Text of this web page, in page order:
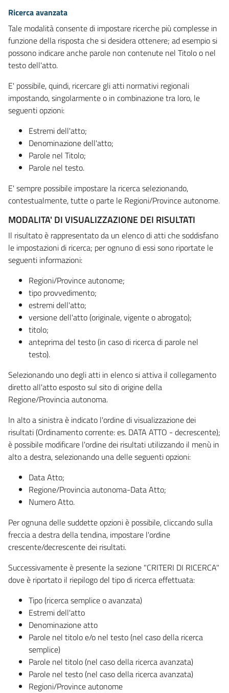
Ricerca avanzata
Tale modalità consente di impostare ricerche più complesse in
funzione della risposta che si desidera ottenere; ad esempio si
possono indicare anche parole non contenute nel Titolo o nel
testo dell'atto.
E' possibile, quindi, ricercare gli atti normativi regionali
impostando, singolarmente o in combinazione tra loro, le
seguenti opzioni:
Estremi dell'atto;
Denominazione dell'atto;
Parole nel Titolo;
Parole nel testo.
E' sempre possibile impostare la ricerca selezionando,
contestualmente, tutte o parte le Regioni/Province autonome.
MODALITA' DI VISUALIZZAZIONE DEI RISULTATI
Il risultato è rappresentato da un elenco di atti che soddisfano
le impostazioni di ricerca; per ognuno di essi sono riportate le
seguenti informazioni:
Regioni/Province autonome;
tipo provvedimento;
estremi dell'atto;
versione dell'atto (originale, vigente o abrogato);
titolo;
anteprima del testo (in caso di ricerca di parole nel
testo).
Selezionando uno degli atti in elenco si attiva il collegamento
diretto all'atto esposto sul sito di origine della
Regione/Provincia autonoma.
In alto a sinistra è indicato l'ordine di visualizzazione dei
risultati (Ordinamento corrente: es. DATA ATTO - decrescente);
è possibile modificare l'ordine dei risultati utilizzando il menù in
alto a destra, selezionando una delle seguenti opzioni:
Data Atto;
Regione/Provincia autonoma-Data Atto;
Numero Atto.
Per ognuna delle suddette opzioni è possibile, cliccando sulla
freccia a destra della tendina, impostare l'ordine
crescente/decrescente dei risultati.
Successivamente è presente la sezione "CRITERI DI RICERCA"
dove è riportato il riepilogo del tipo di ricerca effettuata:
Tipo (ricerca semplice o avanzata)
Estremi dell'atto
Denominazione atto
Parole nel titolo e/o nel testo (nel caso della ricerca
semplice)
Parole nel titolo (nel caso della ricerca avanzata)
Parole nel testo (nel caso della ricerca avanzata)
Regioni/Province autonome